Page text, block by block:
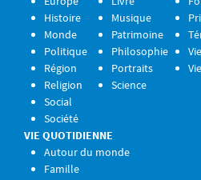
Histoire
Monde
Politique
Région
Religion
Social
Société
Musique
Patrimoine
Philosophie
Portraits
Science
VIE QUOTIDIENNE
Autour du monde
Famille